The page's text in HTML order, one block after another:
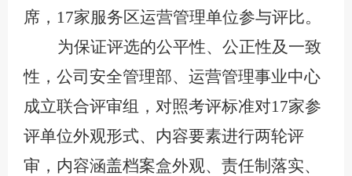
席，17家服务区运营管理单位参与评比。
为保证评选的公平性、公正性及一致
性，公司安全管理部、运营管理事业中心
成立联合评审组，对照考评标准对17家参
评单位外观形式、内容要素进行两轮评
审，内容涵盖档案盒外观、责任制落实、